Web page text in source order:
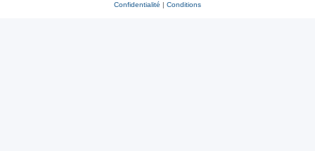
Confidentialité | Conditions